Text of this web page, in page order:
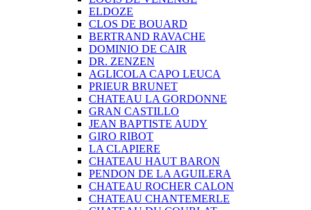
ELDOZE
CLOS DE BOUARD
BERTRAND RAVACHE
DOMINIO DE CAIR
DR. ZENZEN
AGLICOLA CAPO LEUCA
PRIEUR BRUNET
CHATEAU LA GORDONNE
GRAN CASTILLO
JEAN BAPTISTE AUDY
GIRO RIBOT
LA CLAPIERE
CHATEAU HAUT BARON
PENDON DE LA AGUILERA
CHATEAU ROCHER CALON
CHATEAU CHANTEMERLE